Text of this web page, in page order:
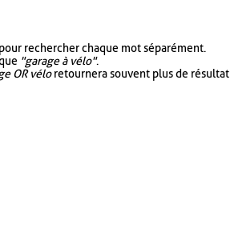
rechercher chaque mot séparément.
"garage à vélo".
OR véloretournera souvent plus de résultat